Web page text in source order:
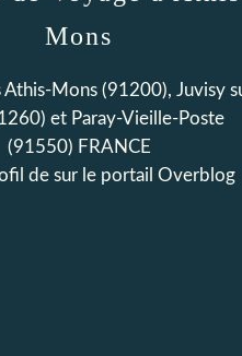
Mons
Athis-Mons (91200), Juvisy
et Paray-Vieille-Poste
(91550) FRANCE
de sur le portail Overblog